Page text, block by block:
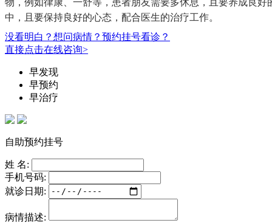
中，且要保持良好的心态，配合医生的治疗工作。
没看明白？想问病情？预约挂号看诊？
直接点击在线咨询>
早发现
早预约
早治疗
自助预约挂号
姓 名:
手机号码:
就诊日期:
病情描述: